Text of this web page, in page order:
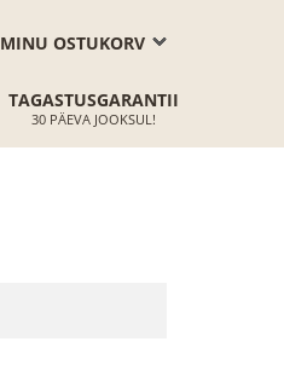
MINU OSTUKORV
TAGASTUSGARANTII
30 PÄEVA JOOKSUL!